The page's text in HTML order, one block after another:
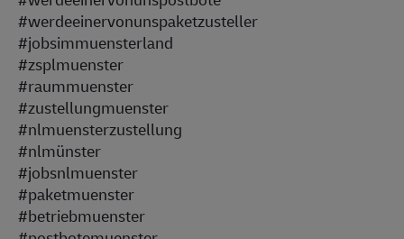
#werdeeinervonunspaketzusteller
#jobsimmuensterland
#zsplmuenster
#raummuenster
#zustellungmuenster
#nlmuensterzustellung
#nlmünster
#jobsnlmuenster
#paketmuenster
#betriebmuenster